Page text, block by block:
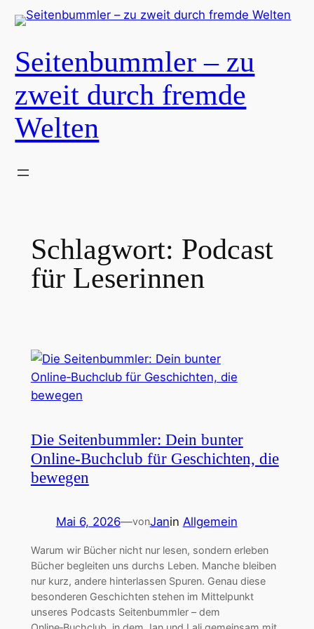
Zum
springen
Seitenbummler – zu
zweit durch fremde
Welten
Schlagwort: Podcast
für Leserinnen
Die Seitenbummler: Dein bunter
Online‑Buchclub für Geschichten, die
bewegen
Mai 6, 2026—vonJanin Allgemein
Warum wir Bücher nicht nur lesen, sondern erleben
Bücher begleiten uns durchs Leben. Manche bleiben
nur kurz, andere hinterlassen Spuren. Genau diese
besonderen Geschichten stehen im Mittelpunkt
unseres Podcasts Seitenbummler – dem